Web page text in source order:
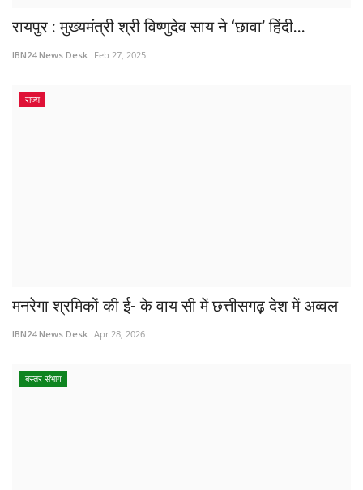
रायपुर : मुख्यमंत्री श्री विष्णुदेव साय ने ‘छावा’ हिंदी...
IBN24 News Desk Feb 27, 2025
राज्य
मनरेगा श्रमिकों की ई- के वाय सी में छत्तीसगढ़ देश में अव्वल
IBN24 News Desk Apr 28, 2026
बस्तर संभाग